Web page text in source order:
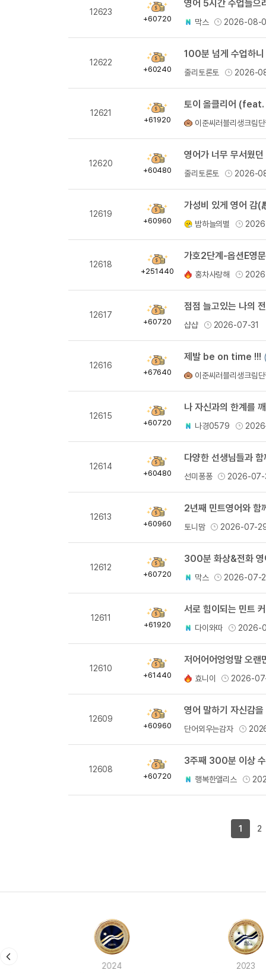
12623
획
득
+60720 막스 2026-08-
12622
획
득
+60240
100분 넘게 수업하니
줄리토론토 2026-
12621
획
득
+61920
토이 올클리어 (feat.
이준씨러블리생크림
12620
획
득
+60480
영어가 너무 무서웠
줄리토론토 2026-
12619
획
득
+60960
가성비 있게 영어 감(
밤하늘의별
12618
획
득
+251440 홍차사랑해
12617
획
득
+60720
점점 늘고있는 나의
샵샵 2026-07-31
12616
획
득
+67640
제발 be on time !!!
이준씨러블리생크림
12615
획
득
+60720
나 자신과의 한계를
나경0579
12614
획
득
+60480
다양한 선생님들과
선미퐁퐁 2026-
12613
획
득
+60960
2년째 민트영어와 함
토니맘 2026-07-
12612
획
득
+60720
300분 화상&전화 영
막스 2026-07-
12611
획
득
+61920
서로 힘이되는 민트
다이와따 2026-
12610
획
득
+61440
저어어어엉엉말 오
효니이 2026-
12609
획
득
+60960
영어 말하기 자신감
단어외우는감자
12608
획
득
+60720
3주째 300분 이상
행복한앨리스
1 2